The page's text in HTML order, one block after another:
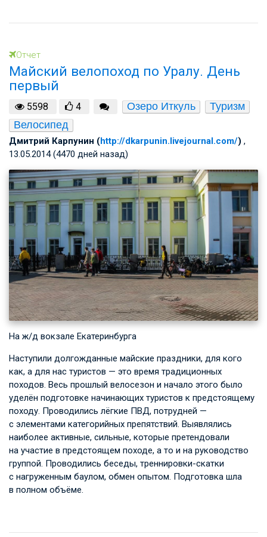
Отчет
Майский велопоход по Уралу. День
первый
5598 4 Озеро Иткуль
Туризм
Велосипед
Дмитрий Карпунин (http://dkarpunin.livejournal.com/) ,
13.05.2014 (4470 дней назад)
На ж/д вокзале Екатеринбурга
Наступили долгожданные майские праздники, для кого
как, а для нас туристов — это время традиционных
походов. Весь прошлый велосезон и начало этого было
уделён подготовке начинающих туристов к предстоящему
походу. Проводились лёгкие ПВД, потрудней —
с элементами категорийных препятствий. Выявлялись
наиболее активные, сильные, которые претендовали
на участие в предстоящем походе, а то и на руководство
группой. Проводились беседы, треннировки-скатки
с нагруженным баулом, обмен опытом. Подготовка шла
в полном объёме.